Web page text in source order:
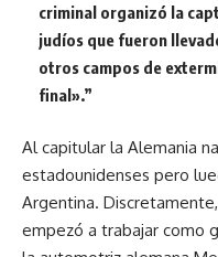
criminal organizó la
judíos que fueron
otros campos de
final».”
Al capitular la Alemania
estadounidenses pero
Argentina.
empezó a trabajar como